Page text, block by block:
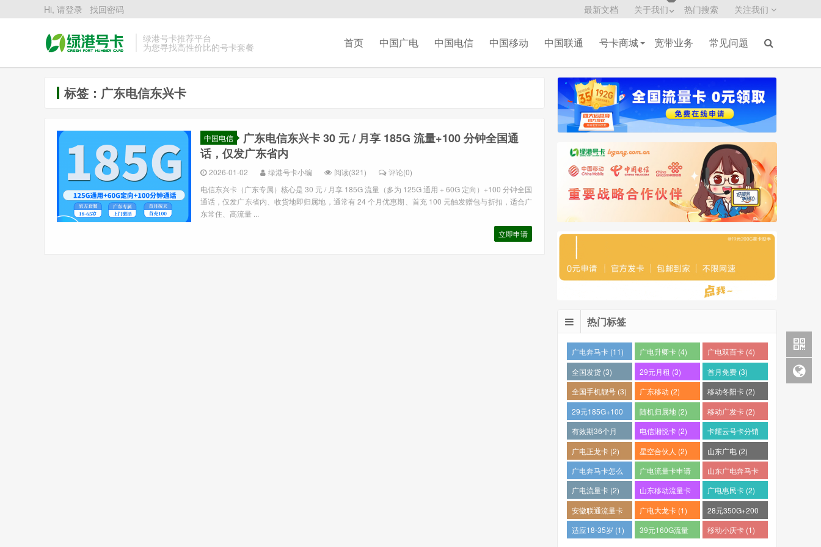
最新文档 关于我们 热门搜索 关注我们
Hi, 请登录 找回密码
绿港号卡推荐平台
为您寻找高性价比的号卡套餐 首页 中国广电 中国电信 中国移动 中国联通 号卡商城 宽带业务 常见问题
标签：广东电信东兴卡
中国电信
广东电信东兴卡 30 元 / 月享 185G 流量+100 分钟全国通
话，仅发广东省内
2026-01-02 绿港号卡小编 阅读(321)
评论(0)
电信东兴卡（广东专属）核心是 30 元 / 月享 185G 流量（多为 125G 通用 + 60G 定向）+100 分钟全国
通话，仅发广东省内、收货地即归属地，通常有 24 个月优惠期、首充 100 元触发赠包与折扣，适合广
东常住、高流量 ...
立即申请
热门标签
广电奔马卡 (11) 广电升卿卡 (4)
广电双百卡 (4)
全国发货 (3)
29元月租 (3)
首月免费 (3)
全国手机靓号 (3)
广东移动 (2)
移动冬阳卡 (2)
29元185G+100
分钟 (2)
随机归属地 (2)
移动广发卡 (2)
有效期36个月
(2)
电信湘悦卡 (2)
卡耀云号卡分销
平台 (2)
广电正龙卡 (2) 星空合伙人 (2)
山东广电 (2)
广电奔马卡怎么
样？ (2)
广电流量卡申请
(2)
山东广电奔马卡
(2)
广电流量卡 (2)
山东移动流量卡
(2)
广电惠民卡 (2)
安徽联通流量卡
(2)
广电大龙卡 (1)
28元350G+200
分钟 (1)
适应18-35岁 (1)
39元160G流量
移动小庆卡 (1)